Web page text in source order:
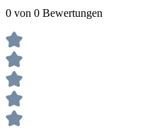
0 von 0 Bewertungen